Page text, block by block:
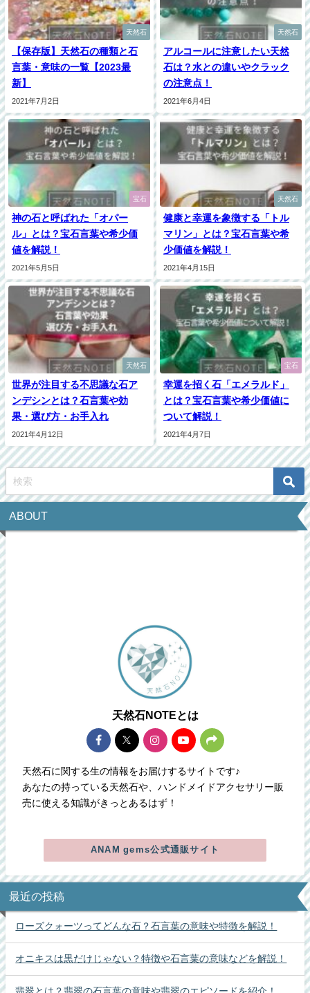
天然石
【保存版】天然石の種類と石
言葉・意味の一覧【2023最
新】
2021年7月2日
天然石
アルコールに注意したい天然
石は？水との違いやクラック
の注意点！
2021年6月4日
宝石
神の石と呼ばれた「オパー
ル」とは？宝石言葉や希少価
値を解説！
2021年5月5日
天然石
健康と幸運を象徴する「トル
マリン」とは？宝石言葉や希
少価値を解説！
2021年4月15日
天然石
世界が注目する不思議な石ア
ンデシンとは？石言葉や効
果・選び方・お手入れ
2021年4月12日
宝石
幸運を招く石「エメラルド」
とは？宝石言葉や希少価値に
ついて解説！
2021年4月7日
ABOUT
天然石NOTEとは
天然石に関する生の情報をお届けするサイトです♪
あなたの持っている天然石や、ハンドメイドアクセサリー販
売に使える知識がきっとあるはず！
ANAM gems公式通販サイト
最近の投稿
ローズクォーツってどんな石？石言葉の意味や特徴を解説！
オニキスは黒だけじゃない？特徴や石言葉の意味などを解説！
翡翠とは？翡翠の石言葉の意味や翡翠のエピソードを紹介！